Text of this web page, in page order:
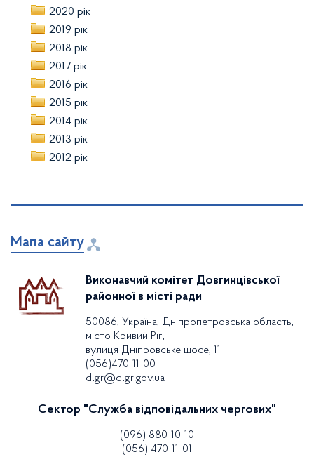
2020 рік
2019 рік
2018 рік
2017 рік
2016 рік
2015 рік
2014 рік
2013 рік
2012 рік
Мапа сайту
Виконавчий комітет Довгинцівської
районної в місті ради
50086, Україна, Дніпропетровська область,
місто Кривий Ріг,
вулиця Дніпровське шосе, 11
(056)470-11-00
dlgr@dlgr.gov.ua
Сектор "Служба відповідальних чергових"
(096) 880-10-10
(056) 470-11-01